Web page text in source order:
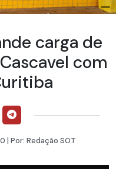
carga de
com
| Por: Redação SOT